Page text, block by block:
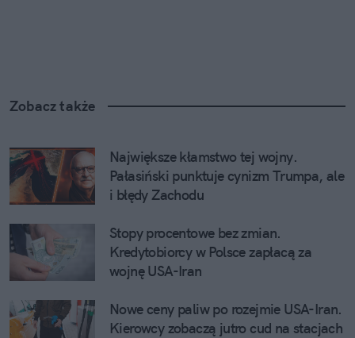
Zobacz także
Największe kłamstwo tej wojny.
Pałasiński punktuje cynizm Trumpa, ale
i błędy Zachodu
Stopy procentowe bez zmian.
Kredytobiorcy w Polsce zapłacą za
wojnę USA-Iran
Nowe ceny paliw po rozejmie USA-Iran.
Kierowcy zobaczą jutro cud na stacjach